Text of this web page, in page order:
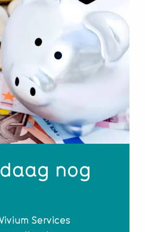
nog
Services